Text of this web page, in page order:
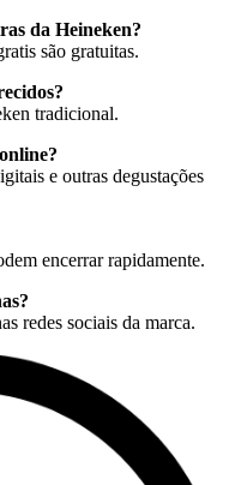
da Heineken?
são gratuitas.
tradicional.
e outras degustações
encerrar rapidamente.
redes sociais da marca.